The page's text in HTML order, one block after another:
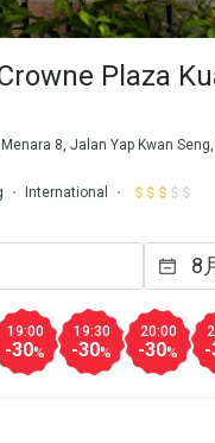
Plaza
8, Jalan Yap Kwan
International
19:00
-30%
19:30
-30%
20:00
-30%